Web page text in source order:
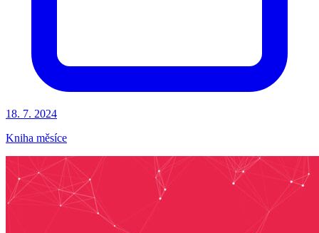
18. 7. 2024
Kniha měsíce